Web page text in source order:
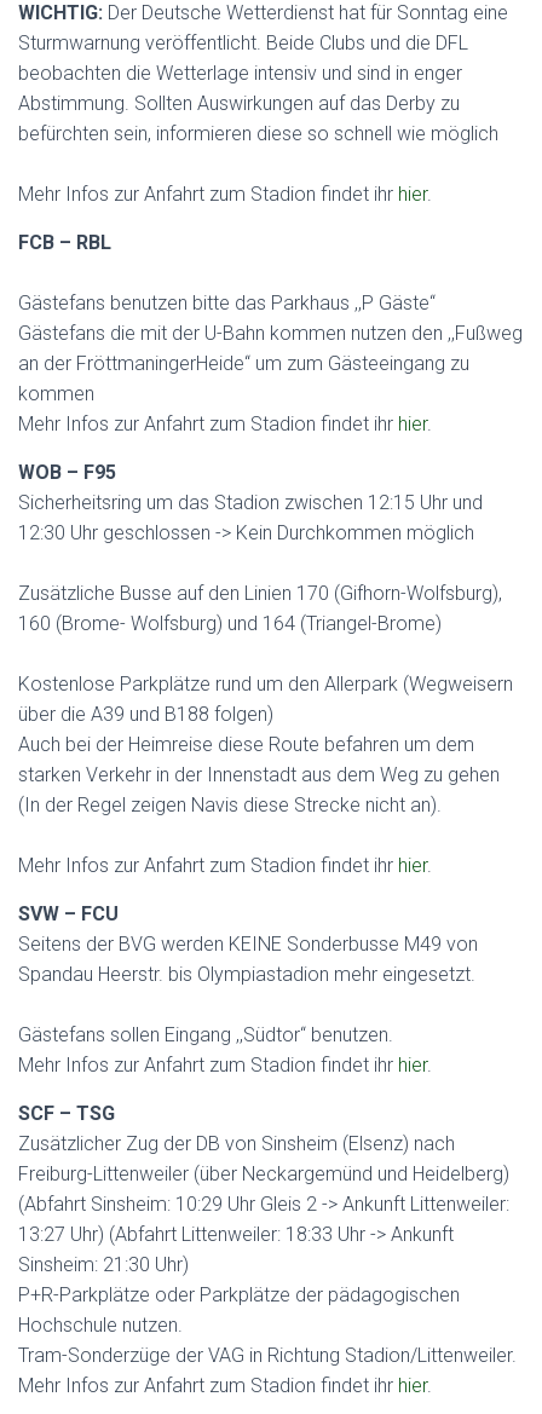
WICHTIG: Der Deutsche Wetterdienst hat für Sonntag eine
Sturmwarnung veröffentlicht. Beide Clubs und die DFL
beobachten die Wetterlage intensiv und sind in enger
Abstimmung. Sollten Auswirkungen auf das Derby zu
befürchten sein, informieren diese so schnell wie möglich
Mehr Infos zur Anfahrt zum Stadion findet ihr hier.
FCB – RBL
Gästefans benutzen bitte das Parkhaus ,,P Gäste“
Gästefans die mit der U-Bahn kommen nutzen den ,,Fußweg
an der FröttmaningerHeide“ um zum Gästeeingang zu
kommen
Mehr Infos zur Anfahrt zum Stadion findet ihr hier.
WOB – F95
Sicherheitsring um das Stadion zwischen 12:15 Uhr und
12:30 Uhr geschlossen -> Kein Durchkommen möglich
Zusätzliche Busse auf den Linien 170 (Gifhorn-Wolfsburg),
160 (Brome- Wolfsburg) und 164 (Triangel-Brome)
Kostenlose Parkplätze rund um den Allerpark (Wegweisern
über die A39 und B188 folgen)
Auch bei der Heimreise diese Route befahren um dem
starken Verkehr in der Innenstadt aus dem Weg zu gehen
(In der Regel zeigen Navis diese Strecke nicht an).
Mehr Infos zur Anfahrt zum Stadion findet ihr hier.
SVW – FCU
Seitens der BVG werden KEINE Sonderbusse M49 von
Spandau Heerstr. bis Olympiastadion mehr eingesetzt.
Gästefans sollen Eingang ,,Südtor“ benutzen.
Mehr Infos zur Anfahrt zum Stadion findet ihr hier.
SCF – TSG
Zusätzlicher Zug der DB von Sinsheim (Elsenz) nach
Freiburg-Littenweiler (über Neckargemünd und Heidelberg)
(Abfahrt Sinsheim: 10:29 Uhr Gleis 2 -> Ankunft Littenweiler:
13:27 Uhr) (Abfahrt Littenweiler: 18:33 Uhr -> Ankunft
Sinsheim: 21:30 Uhr)
P+R-Parkplätze oder Parkplätze der pädagogischen
Hochschule nutzen.
Tram-Sonderzüge der VAG in Richtung Stadion/Littenweiler.
Mehr Infos zur Anfahrt zum Stadion findet ihr hier.